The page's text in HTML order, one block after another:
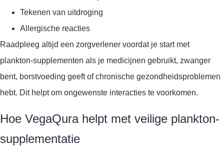
Tekenen van uitdroging
Allergische reacties
Raadpleeg altijd een zorgverlener voordat je start met
plankton-supplementen als je medicijnen gebruikt, zwanger
bent, borstvoeding geeft of chronische gezondheidsproblemen
hebt. Dit helpt om ongewenste interacties te voorkomen.
Hoe VegaQura helpt met veilige plankton-
supplementatie